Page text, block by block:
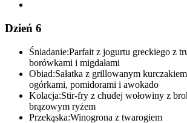
Dzień 6
Śniadanie:Parfait z jogurtu greckiego z
borówkami i migdałami
Obiad:Sałatka z grillowanym
ogórkami, pomidorami i awokado
Kolacja:Stir-fry z chudej wołowiny z
brązowym ryżem
Przekąska:Winogrona z twarogiem